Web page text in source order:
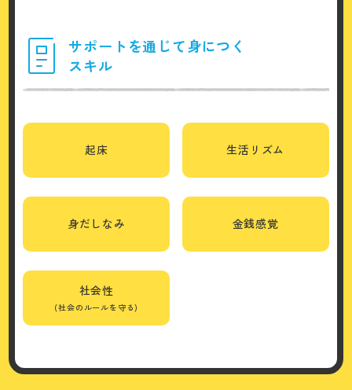
サポートを通じて身につく
スキル
起床 生活リズム
身だしなみ 金銭感覚
社会性
(社会のルールを守る)